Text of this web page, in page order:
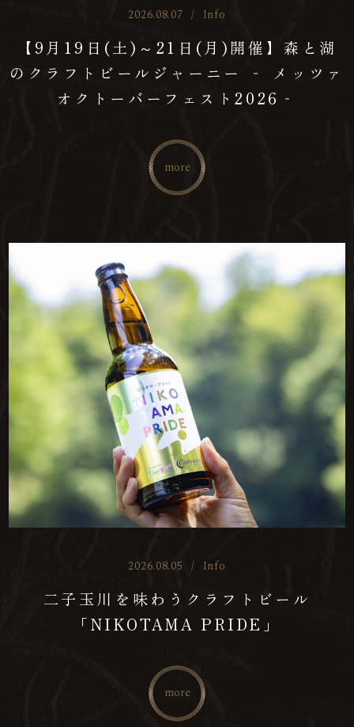
2026.08.07 / Info
【9月19日(土)～21日(月)開催】森と湖
のクラフトビールジャーニー ‐ メッツァ
オクトーバーフェスト2026‐
more
2026.08.05 / Info
二子玉川を味わうクラフトビール
「NIKOTAMA PRIDE」
more